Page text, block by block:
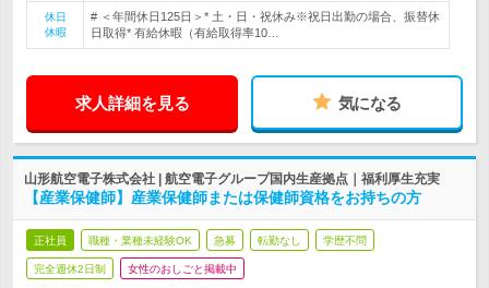
休日
休暇
# ＜年間休日125日＞* 土・日・祝休み※祝日出勤の場合、振替休
日取得* 有給休暇（有給取得率10…
求人詳細を見る 気になる
山形航空電子株式会社 | 航空電子グループ国内生産拠点｜福利厚生充実
【産業保健師】産業保健師または保健師資格をお持ちの方
正社員 職種・業種未経験OK 急募 転勤なし 学歴不問
完全週休2日制 女性のおしごと掲載中